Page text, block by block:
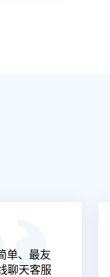
单、最友
聊天客服